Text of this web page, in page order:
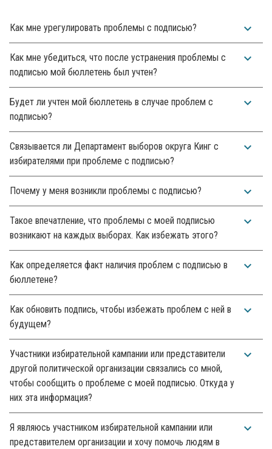
Как мне урегулировать проблемы с подписью? expand_more
Как мне убедиться, что после устранения проблемы с
подписью мой бюллетень был учтен?
expand_more
Будет ли учтен мой бюллетень в случае проблем с
подписью?
expand_more
Связывается ли Департамент выборов округа Кинг с
избирателями при проблеме с подписью?
expand_more
Почему у меня возникли проблемы с подписью? expand_more
Такое впечатление, что проблемы с моей подписью
возникают на каждых выборах. Как избежать этого?
expand_more
Как определяется факт наличия проблем с подписью в
бюллетене?
expand_more
Как обновить подпись, чтобы избежать проблем с ней в
будущем?
expand_more
Участники избирательной кампании или представители
другой политической организации связались со мной,
чтобы сообщить о проблеме с моей подписью. Откуда у
них эта информация?
expand_more
Я являюсь участником избирательной кампании или
представителем организации и хочу помочь людям в
expand_more